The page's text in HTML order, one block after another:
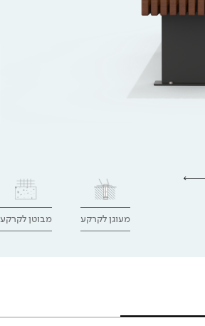
מעוגן לקרקע מבוטן לקרקע